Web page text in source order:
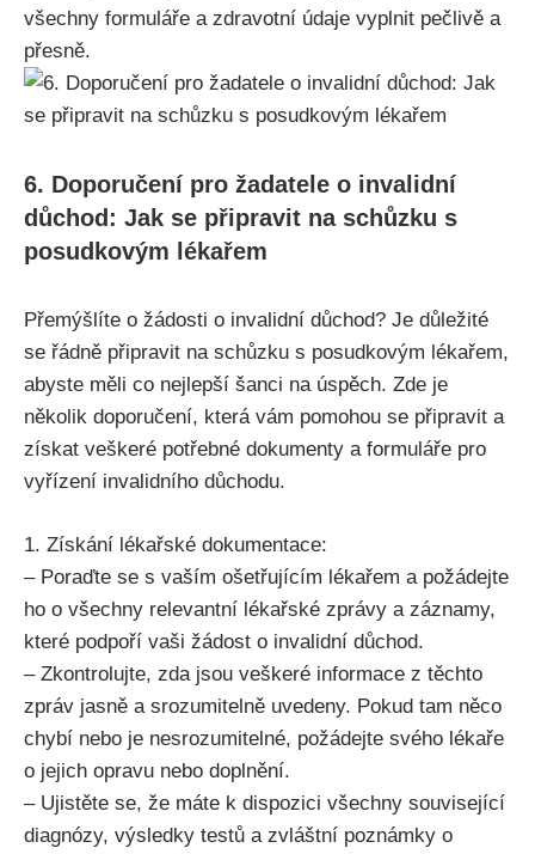
všechny formuláře a zdravotní údaje vyplnit pečlivě a
přesně.
6. Doporučení pro žadatele o invalidní
důchod: Jak se připravit na schůzku s
posudkovým lékařem
Přemýšlíte o žádosti o invalidní důchod? Je důležité
se řádně připravit na schůzku s posudkovým lékařem,
abyste měli co nejlepší šanci na úspěch. Zde je
několik doporučení, která vám pomohou se připravit a
získat veškeré potřebné dokumenty a formuláře pro
vyřízení invalidního důchodu.
1. Získání lékařské dokumentace:
– Poraďte se s vaším ošetřujícím lékařem a požádejte
ho o všechny relevantní lékařské zprávy a záznamy,
které podpoří vaši žádost o invalidní důchod.
– Zkontrolujte, zda jsou veškeré informace z těchto
zpráv jasně a srozumitelně uvedeny. Pokud tam něco
chybí nebo je nesrozumitelné, požádejte svého lékaře
o jejich opravu nebo doplnění.
– Ujistěte se, že máte k dispozici všechny související
diagnózy, výsledky testů a zvláštní poznámky o